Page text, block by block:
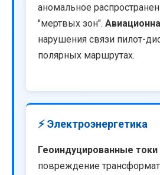
аномальное
"мертвых зон".
нарушения связи пилот-
полярных маршрутах.
⚡ Электроэнергетика
Геоиндуцированные токи
повреждение